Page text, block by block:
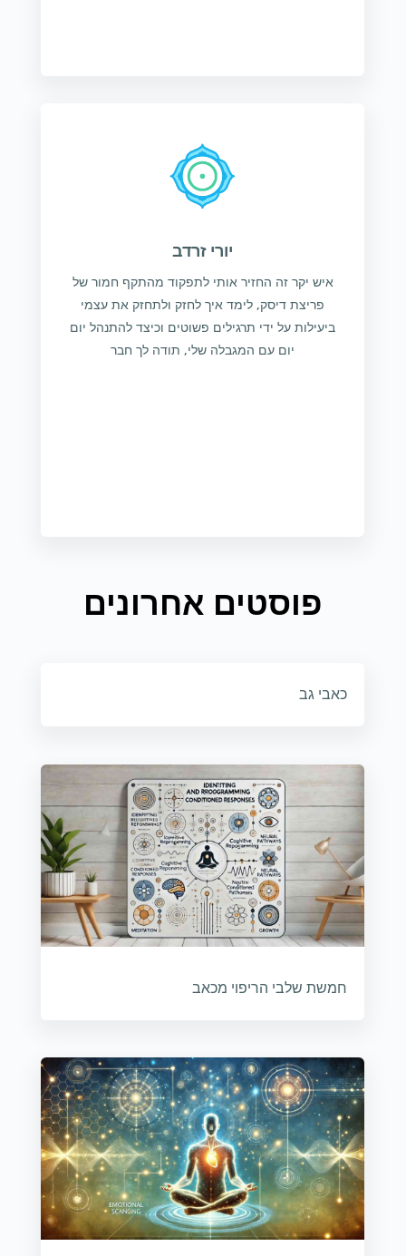
יורי זרדב
איש יקר זה החזיר אותי לתפקוד מהתקף חמור של
פריצת דיסק, לימד איך לחזק ולתחזק את עצמי
ביעילות על ידי תרגילים פשוטים וכיצד להתנהל יום
יום עם המגבלה שלי, תודה לך חבר
פוסטים אחרונים
כאבי גב
חמשת שלבי הריפוי מכאב